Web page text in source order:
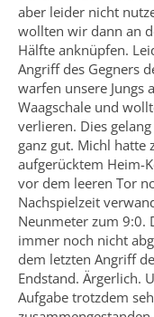
aber leider nicht
wollten wir dann an
Hälfte anknüpfen.
Angriff des Gegners
warfen unsere Jungs
Waagschale und
verlieren. Dies
ganz gut. Michl hatte
aufgerücktem Heim-
vor dem leeren Tor
Nachspielzeit
Neunmeter zum 9:0.
immer noch nicht
dem letzten Angriff
Endstand. Ärgerlich.
Aufgabe trotzdem